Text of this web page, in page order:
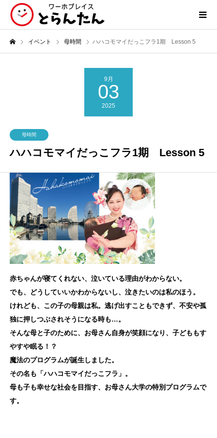
イベント 母時間 ハハコモマイだっこフラ1期 Lesson 5
9月
03
2025
母時間
ハハコモマイだっこフラ1期 Lesson 5
赤ちゃんが寝てくれない、泣いている理由がわからない。
でも、どうしていいかわからないし、泣きたいのは私のほう。
けれども、この子の母親は私。逃げ出すこともできず、不安や孤
独に押しつぶされそうになる時も…。
そんな母と子のために、お母さん自身が笑顔になり、子どももす
やすや眠る！？
魔法のプログラムが誕生しました。
その名も「ハハコモマイだっこフラ」。
母も子も幸せな社会を目指す、お母さん大学の特別プログラムで
す。